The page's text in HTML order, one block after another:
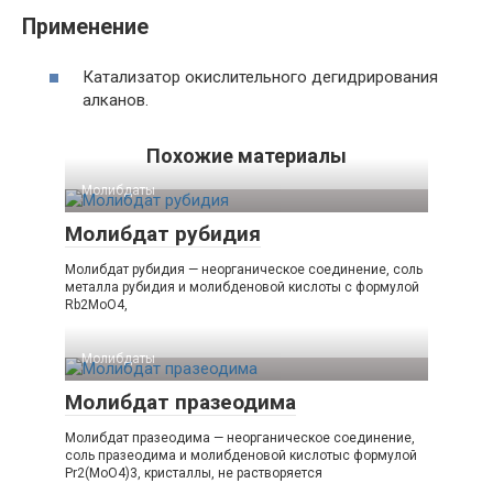
Применение
Катализатор окислительного дегидрирования
алканов.
Похожие материалы
Молибдаты‎
Молибдат рубидия
Молибдат рубидия — неорганическое соединение, соль
металла рубидия и молибденовой кислоты с формулой
Rb2MoO4,
Молибдаты‎
Молибдат празеодима
Молибдат празеодима — неорганическое соединение,
соль празеодима и молибденовой кислотыс формулой
Pr2(MoO4)3, кристаллы, не растворяется